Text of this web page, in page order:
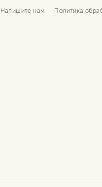
Напишите нам Политика